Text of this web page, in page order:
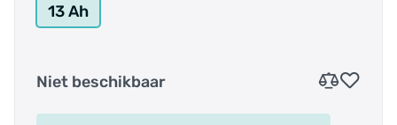
13 Ah
Niet beschikbaar